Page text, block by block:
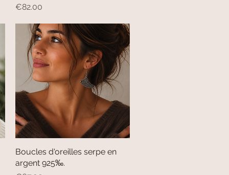
Price
€82.00
Quick View
Boucles d'oreilles serpe en
argent 925‰.